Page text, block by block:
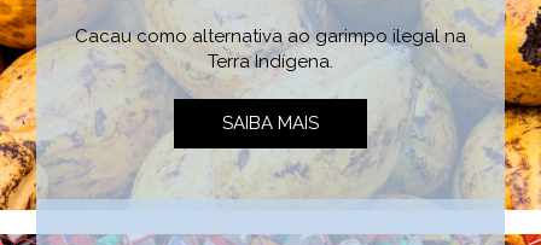
Cacau como alternativa ao garimpo ilegal na
Terra Indígena.
SAIBA MAIS